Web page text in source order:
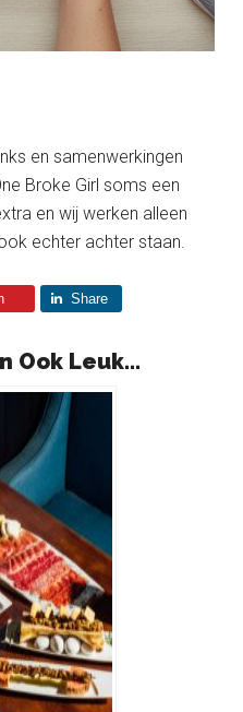
en samenwerkingen
Broke Girl soms een
en wij werken alleen
echter achter staan.
Share
Ook Leuk...